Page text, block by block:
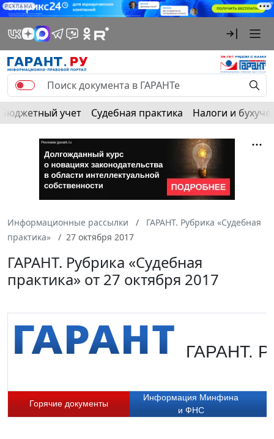
РЕКЛАМА
Бюджетный учет Судебная практика Налоги и
Информационные рассылки
ГАРАНТ. Рубрика «Судебная
практика»
27 октября 2017
ГАРАНТ. Рубрика «Судебная
практика» от 27 октября 2017
ГАРАНТ.
Горячие документы
Информация Минфина
и ФНС